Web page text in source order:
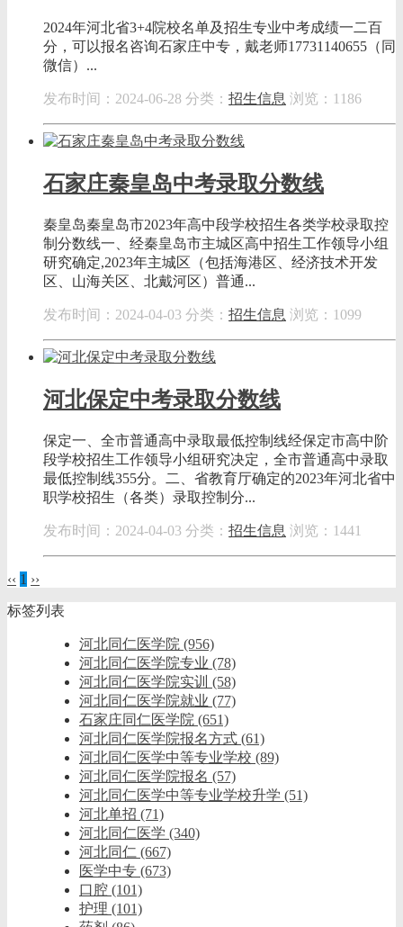
2024年河北省3+4院校名单及招生专业中考成绩一二百
分，可以报名咨询石家庄中专，戴老师17731140655（同
微信）...
发布时间：2024-06-28 分类： 招生信息 浏览：1186
石家庄秦皇岛中考录取分数线
秦皇岛秦皇岛市2023年高中段学校招生各类学校录取控
制分数线一、经秦皇岛市主城区高中招生工作领导小组
研究确定,2023年主城区（包括海港区、经济技术开发
区、山海关区、北戴河区）普通...
发布时间：2024-04-03 分类： 招生信息 浏览：1099
河北保定中考录取分数线
保定一、全市普通高中录取最低控制线经保定市高中阶
段学校招生工作领导小组研究决定，全市普通高中录取
最低控制线355分。二、省教育厅确定的2023年河北省中
职学校招生（各类）录取控制分...
发布时间：2024-04-03 分类： 招生信息 浏览：1441
‹‹ 1 ››
标签列表
河北同仁医学院 (956)
河北同仁医学院专业 (78)
河北同仁医学院实训 (58)
河北同仁医学院就业 (77)
石家庄同仁医学院 (651)
河北同仁医学院报名方式 (61)
河北同仁医学中等专业学校 (89)
河北同仁医学院报名 (57)
河北同仁医学中等专业学校升学 (51)
河北单招 (71)
河北同仁医学 (340)
河北同仁 (667)
医学中专 (673)
口腔 (101)
护理 (101)